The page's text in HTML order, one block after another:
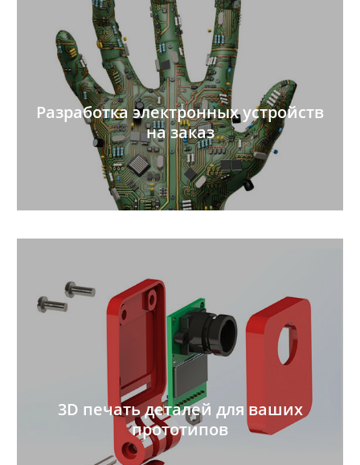
Разработка электронных устройств
на заказ
3D печать деталей для ваших
прототипов